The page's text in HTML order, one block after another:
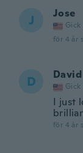
J Jose
Gick
för 4 år
D David
Gick
I just
för 4 år